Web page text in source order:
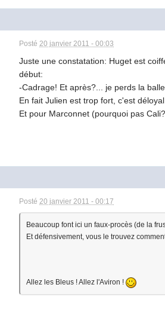
Posté20 janvier 2011 - 00:03
Juste une constatation: Huget est
début:
-Cadrage! Et après?... je perds la
En fait Julien est trop fort, c'est
Et pour Marconnet (pourquoi pas
Posté20 janvier 2011 - 00:17
Beaucoup font ici un faux-procès (de la
Et défensivement, vous le trouvez
Allez les Bleus ! Allez l'Aviron !